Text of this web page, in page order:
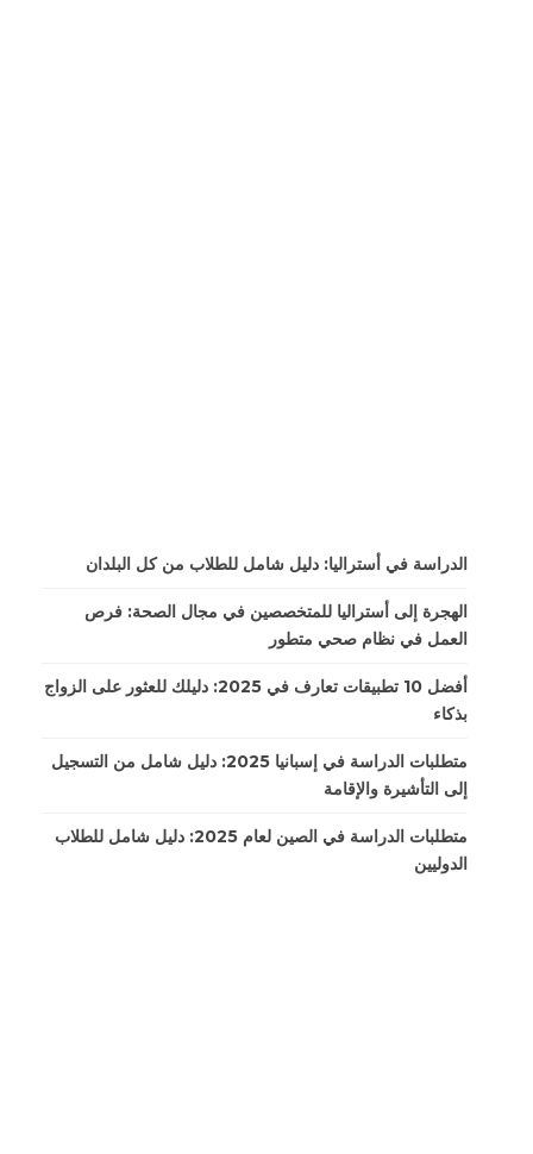
الدراسة في أستراليا: دليل شامل للطلاب من كل البلدان
الهجرة إلى أستراليا للمتخصصين في مجال الصحة: فرص
العمل في نظام صحي متطور
أفضل 10 تطبيقات تعارف في 2025: دليلك للعثور على الزواج
بذكاء
متطلبات الدراسة في إسبانيا 2025: دليل شامل من التسجيل
إلى التأشيرة والإقامة
متطلبات الدراسة في الصين لعام 2025: دليل شامل للطلاب
الدوليين